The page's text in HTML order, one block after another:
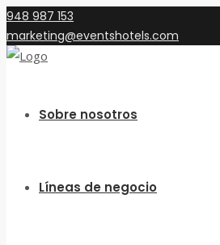
948 987 153
marketing@eventshotels.com
Sobre nosotros
Líneas de negocio